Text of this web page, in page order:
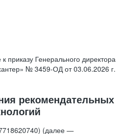
приказу Генерального директора
№ 3459-ОД от 03.06.2026 г.
рекомендательных
(далее —